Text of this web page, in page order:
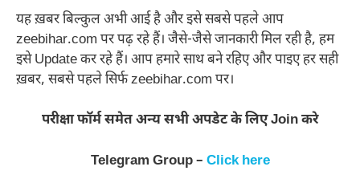
यह ख़बर बिल्कुल अभी आई है और इसे सबसे पहले आप
zeebihar.com पर पढ़ रहे हैं। जैसे-जैसे जानकारी मिल रही है, हम
इसे Update कर रहे हैं। आप हमारे साथ बने रहिए और पाइए हर सही
ख़बर, सबसे पहले सिर्फ zeebihar.com पर।
परीक्षा फॉर्म समेत अन्य सभी अपडेट के लिए Join करे
Telegram Group – Click here